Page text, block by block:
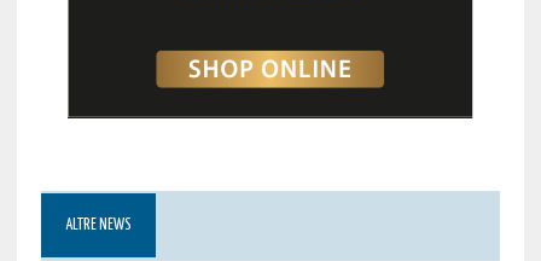
ALTRE NEWS